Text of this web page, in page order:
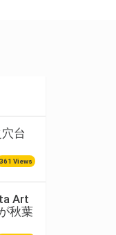
台
361 Views
Art
秋葉